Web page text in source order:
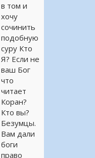
в том и
хочу
сочинить
подобную
суру Кто
Я? Если не
ваш Бог
что
читает
Коран?
Кто вы?
Безумцы.
Вам дали
боги
право